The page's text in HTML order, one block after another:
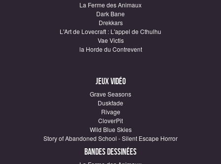
La Ferme des Animaux
Dark Bane
Drekkars
L'Art de Lovecraft : L'appel de Cthulhu
Vae Victis
la Horde du Contrevent
Jeux vidéo
Grave Seasons
Duskfade
Rivage
CloverPit
Wild Blue Skies
Story of Abandoned School - Silent Escape Horror
Bandes dessinées